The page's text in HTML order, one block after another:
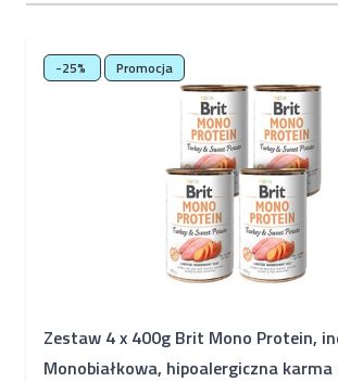
Zestaw 4 x 400g Brit Mono Protein,
Monobiałkowa, hipoalergiczna
-25% Promocja